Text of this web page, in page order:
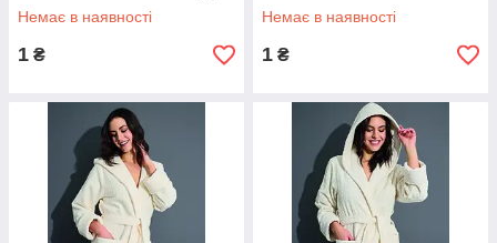
Немає в наявності
1 ₴
Немає в наявності
1 ₴